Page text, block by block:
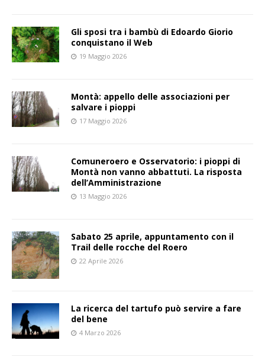
Gli sposi tra i bambù di Edoardo Giorio
conquistano il Web
19 Maggio 2026
Montà: appello delle associazioni per
salvare i pioppi
17 Maggio 2026
Comuneroero e Osservatorio: i pioppi di
Montà non vanno abbattuti. La risposta
dell’Amministrazione
13 Maggio 2026
Sabato 25 aprile, appuntamento con il
Trail delle rocche del Roero
22 Aprile 2026
La ricerca del tartufo può servire a fare
del bene
4 Marzo 2026